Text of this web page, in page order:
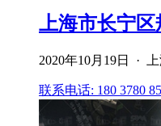
上海市长宁
2020年10月19日 ·
联系电话: 180 3780